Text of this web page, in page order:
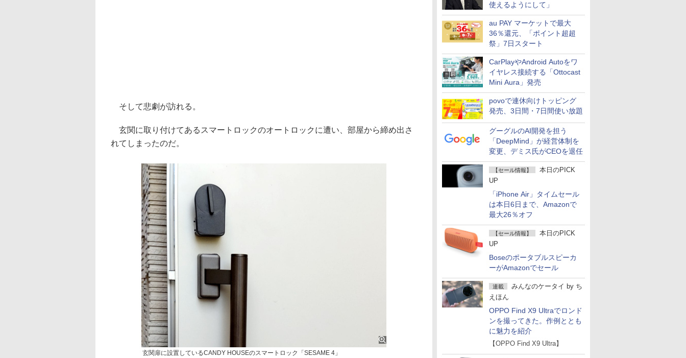
使えるようにして」
au PAY マーケットで最大
36％還元、「ポイント超超
祭」7日スタート
CarPlayやAndroid Autoをワ
イヤレス接続する「Ottocast
Mini Aura」発売
povoで連休向けトッピング
発売、3日間・7日間使い放題
グーグルのAI開発を担う
「DeepMind」が経営体制を
変更、デミス氏がCEOを退任
【セール情報】
本日のPICK
UP
「iPhone Air」タイムセール
は本日6日まで、Amazonで
最大26％オフ
【セール情報】
本日のPICK
UP
Boseのポータブルスピーカ
ーがAmazonでセール
連載 みんなのケータイ by ち
えほん
OPPO Find X9 Ultraでロンド
ンを撮ってきた。作例ととも
に魅力を紹介
【OPPO Find X9 Ultra】
そして悲劇が訪れる。
玄関に取り付けてあるスマートロックのオートロックに遭い、部屋から締め出さ
れてしまったのだ。
玄関扉に設置しているCANDY HOUSEのスマートロック「SESAME 4」